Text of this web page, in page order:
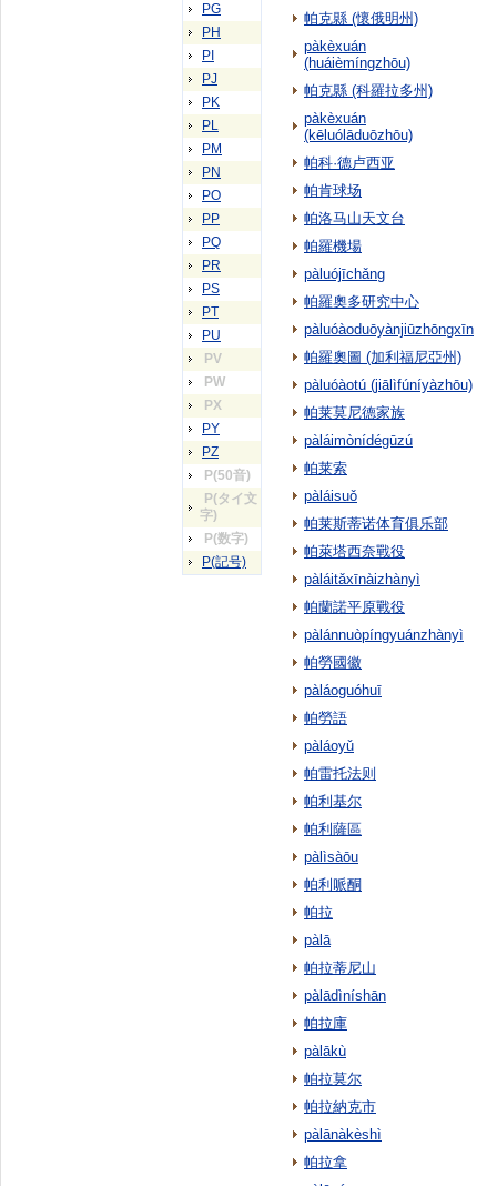
PG
PH
PI
PJ
PK
PL
PM
PN
PO
PP
PQ
PR
PS
PT
PU
PV
PW
PX
PY
PZ
P(50音)
P(タイ文
字)
P(数字)
P(記号)
帕克縣 (懷俄明州)
pàkèxuán
(huáièmíngzhōu)
帕克縣 (科羅拉多州)
pàkèxuán
(kēluólāduōzhōu)
帕科·德卢西亚
帕肯球场
帕洛马山天文台
帕羅機場
pàluójīchǎng
帕羅奧多研究中心
pàluóàoduōyànjiūzhōngxīn
帕羅奧圖 (加利福尼亞州)
pàluóàotú (jiālìfúníyàzhōu)
帕莱莫尼德家族
pàláimònídégūzú
帕莱索
pàláisuǒ
帕莱斯蒂诺体育俱乐部
帕萊塔西奈戰役
pàláitǎxīnàizhànyì
帕蘭諾平原戰役
pàlánnuòpíngyuánzhànyì
帕勞國徽
pàláoguóhuī
帕勞語
pàláoyǔ
帕雷托法则
帕利基尔
帕利薩區
pàlìsàōu
帕利哌酮
帕拉
pàlā
帕拉蒂尼山
pàlādìníshān
帕拉庫
pàlākù
帕拉莫尔
帕拉納克市
pàlānàkèshì
帕拉拿